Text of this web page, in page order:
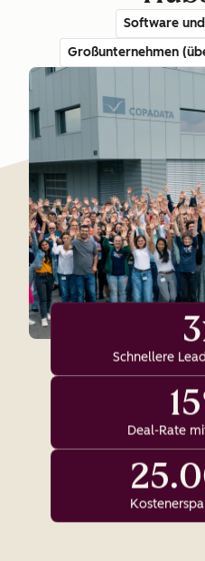
Software
Großunternehmen
Schnellere
Deal-Rate